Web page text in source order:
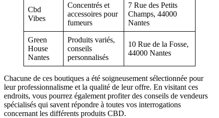
Cbd
Vibes
Concentrés et
accessoires pour
fumeurs
7 Rue des Petits
Champs, 44000
Nantes
Green
House
Nantes
Produits variés,
conseils
personnalisés
10 Rue de la Fosse,
44000 Nantes
Chacune de ces boutiques a été soigneusement sélectionnée pour
leur professionnalisme et la qualité de leur offre. En visitant ces
endroits, vous pourrez également profiter des conseils de vendeurs
spécialisés qui savent répondre à toutes vos interrogations
concernant les différents produits CBD.